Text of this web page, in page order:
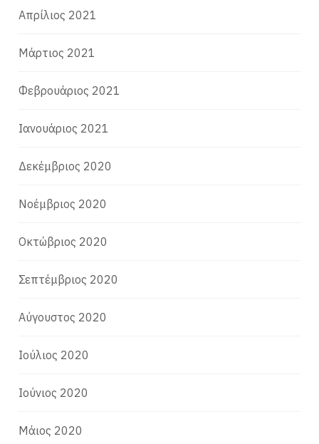
Απρίλιος 2021
Μάρτιος 2021
Φεβρουάριος 2021
Ιανουάριος 2021
Δεκέμβριος 2020
Νοέμβριος 2020
Οκτώβριος 2020
Σεπτέμβριος 2020
Αύγουστος 2020
Ιούλιος 2020
Ιούνιος 2020
Μάιος 2020